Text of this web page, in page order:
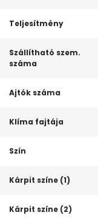
Teljesítmény
Szállítható szem.
száma
Ajtók száma
Klíma fajtája
Szín
Kárpit színe (1)
Kárpit színe (2)